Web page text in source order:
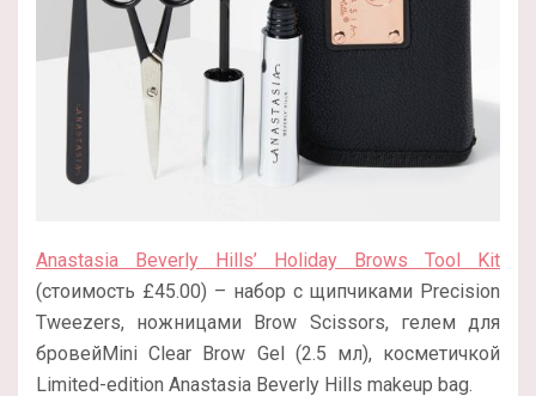
Anastasia Beverly Hills’ Holiday Brows Tool Kit
(стоимость £45.00) – набор с щипчиками Precision
Tweezers, ножницами Brow Scissors, гелем для
бровейMini Clear Brow Gel (2.5 мл), косметичкой
Limited-edition Anastasia Beverly Hills makeup bag.